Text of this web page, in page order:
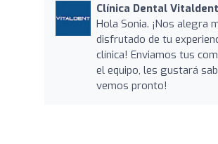
Clínica Dental Vitaldent
Hola Sonia. ¡Nos alegra
disfrutado de tu
clínica! Enviamos tus
el equipo, les gustará
vemos pronto!